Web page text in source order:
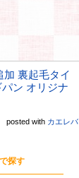
裏起毛タイ
ン オリジナ
posted with カエレバ
探す